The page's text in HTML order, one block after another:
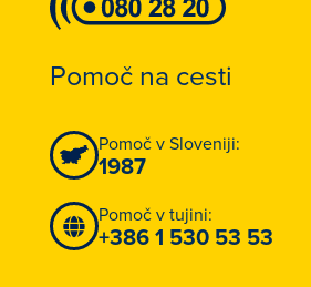
Pomoč na cesti
Pomoč v Sloveniji:
1987
Pomoč v tujini:
+386 1 530 53 53